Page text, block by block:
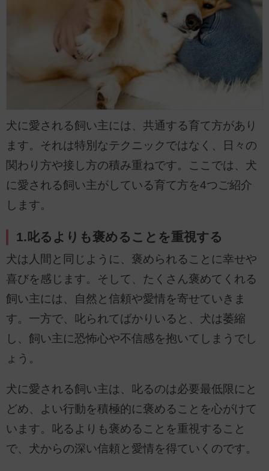
犬に愛される飼い主には、共通する育て方があり
ます。それは特別なテクニックではなく、日々の
関わり方や接し方の積み重ねです。ここでは、犬
に愛される飼い主がしている育て方を4つご紹介
します。
1.叱るよりも褒めることを重視する
犬は人間と同じように、褒められることに幸せや
喜びを感じます。そして、たくさん褒めてくれる
飼い主には、自然と信頼や愛情を寄せていきま
す。一方で、叱られてばかりいると、犬は萎縮
し、飼い主に恐怖心や不信感を抱いてしまうでし
ょう。
犬に愛される飼い主は、叱るのは必要最低限にと
どめ、よい行動を積極的に褒めることを心がけて
います。叱るよりも褒めることを重視すること
で、犬からの深い信頼と愛情を得ていくのです。